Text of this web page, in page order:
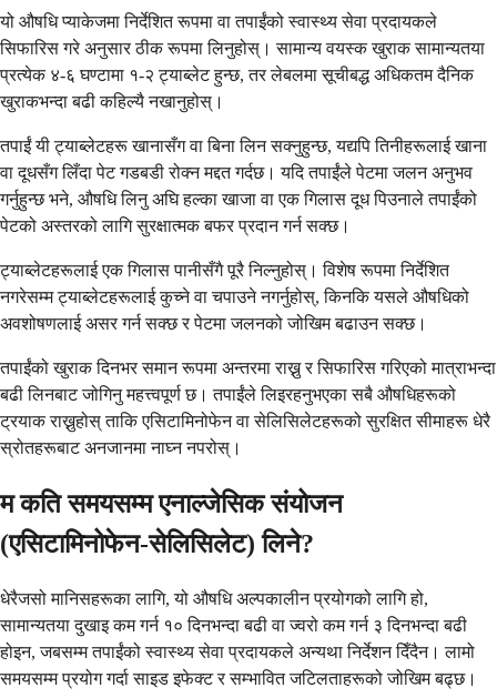
यो औषधि प्याकेजमा निर्देशित रूपमा वा तपाईंको स्वास्थ्य सेवा प्रदायकले
सिफारिस गरे अनुसार ठीक रूपमा लिनुहोस्। सामान्य वयस्क खुराक सामान्यतया
प्रत्येक ४-६ घण्टामा १-२ ट्याब्लेट हुन्छ, तर लेबलमा सूचीबद्ध अधिकतम दैनिक
खुराकभन्दा बढी कहिल्यै नखानुहोस्।
तपाईं यी ट्याब्लेटहरू खानासँग वा बिना लिन सक्नुहुन्छ, यद्यपि तिनीहरूलाई खाना
वा दूधसँग लिँदा पेट गडबडी रोक्न मद्दत गर्दछ। यदि तपाईंले पेटमा जलन अनुभव
गर्नुहुन्छ भने, औषधि लिनु अघि हल्का खाजा वा एक गिलास दूध पिउनाले तपाईंको
पेटको अस्तरको लागि सुरक्षात्मक बफर प्रदान गर्न सक्छ।
ट्याब्लेटहरूलाई एक गिलास पानीसँगै पूरै निल्नुहोस्। विशेष रूपमा निर्देशित
नगरेसम्म ट्याब्लेटहरूलाई कुच्ने वा चपाउने नगर्नुहोस्, किनकि यसले औषधिको
अवशोषणलाई असर गर्न सक्छ र पेटमा जलनको जोखिम बढाउन सक्छ।
तपाईंको खुराक दिनभर समान रूपमा अन्तरमा राख्नु र सिफारिस गरिएको मात्राभन्दा
बढी लिनबाट जोगिनु महत्त्वपूर्ण छ। तपाईंले लिइरहनुभएका सबै औषधिहरूको
ट्रयाक राख्नुहोस् ताकि एसिटामिनोफेन वा सेलिसिलेटहरूको सुरक्षित सीमाहरू धेरै
स्रोतहरूबाट अनजानमा नाघ्न नपरोस्।
म कति समयसम्म एनाल्जेसिक संयोजन
(एसिटामिनोफेन-सेलिसिलेट) लिने?
धेरैजसो मानिसहरूका लागि, यो औषधि अल्पकालीन प्रयोगको लागि हो,
सामान्यतया दुखाइ कम गर्न १० दिनभन्दा बढी वा ज्वरो कम गर्न ३ दिनभन्दा बढी
होइन, जबसम्म तपाईंको स्वास्थ्य सेवा प्रदायकले अन्यथा निर्देशन दिँदैन। लामो
समयसम्म प्रयोग गर्दा साइड इफेक्ट र सम्भावित जटिलताहरूको जोखिम बढ्छ।